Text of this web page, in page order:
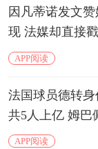
因凡蒂诺发文
现 法媒却直接
APP阅读
法国球员德转身
共5人上亿 姆巴
APP阅读